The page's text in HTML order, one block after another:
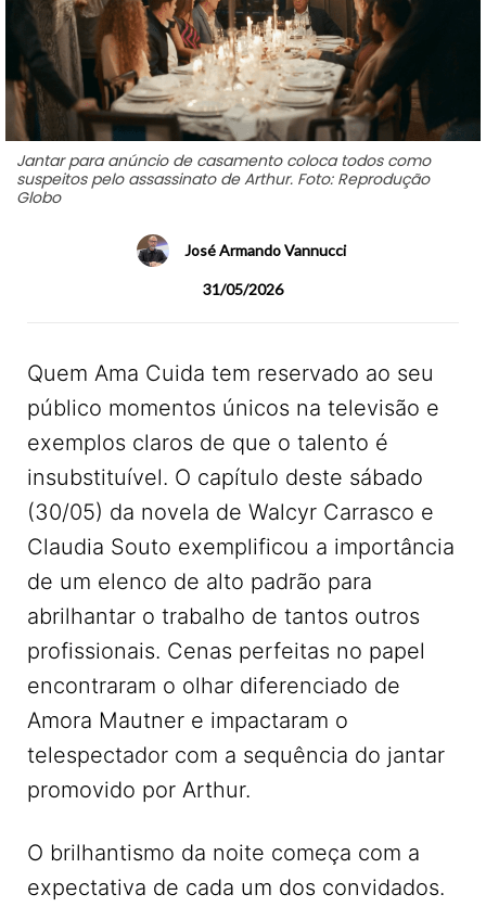
Jantar para anúncio de casamento coloca todos como
suspeitos pelo assassinato de Arthur. Foto: Reprodução
Globo
José Armando Vannucci
31/05/2026
Quem Ama Cuida tem reservado ao seu
público momentos únicos na televisão e
exemplos claros de que o talento é
insubstituível. O capítulo deste sábado
(30/05) da novela de Walcyr Carrasco e
Claudia Souto exemplificou a importância
de um elenco de alto padrão para
abrilhantar o trabalho de tantos outros
profissionais. Cenas perfeitas no papel
encontraram o olhar diferenciado de
Amora Mautner e impactaram o
telespectador com a sequência do jantar
promovido por Arthur.
O brilhantismo da noite começa com a
expectativa de cada um dos convidados.